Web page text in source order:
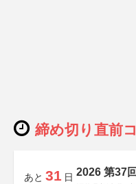
締め切り直前
あと 31 日 2026 第37